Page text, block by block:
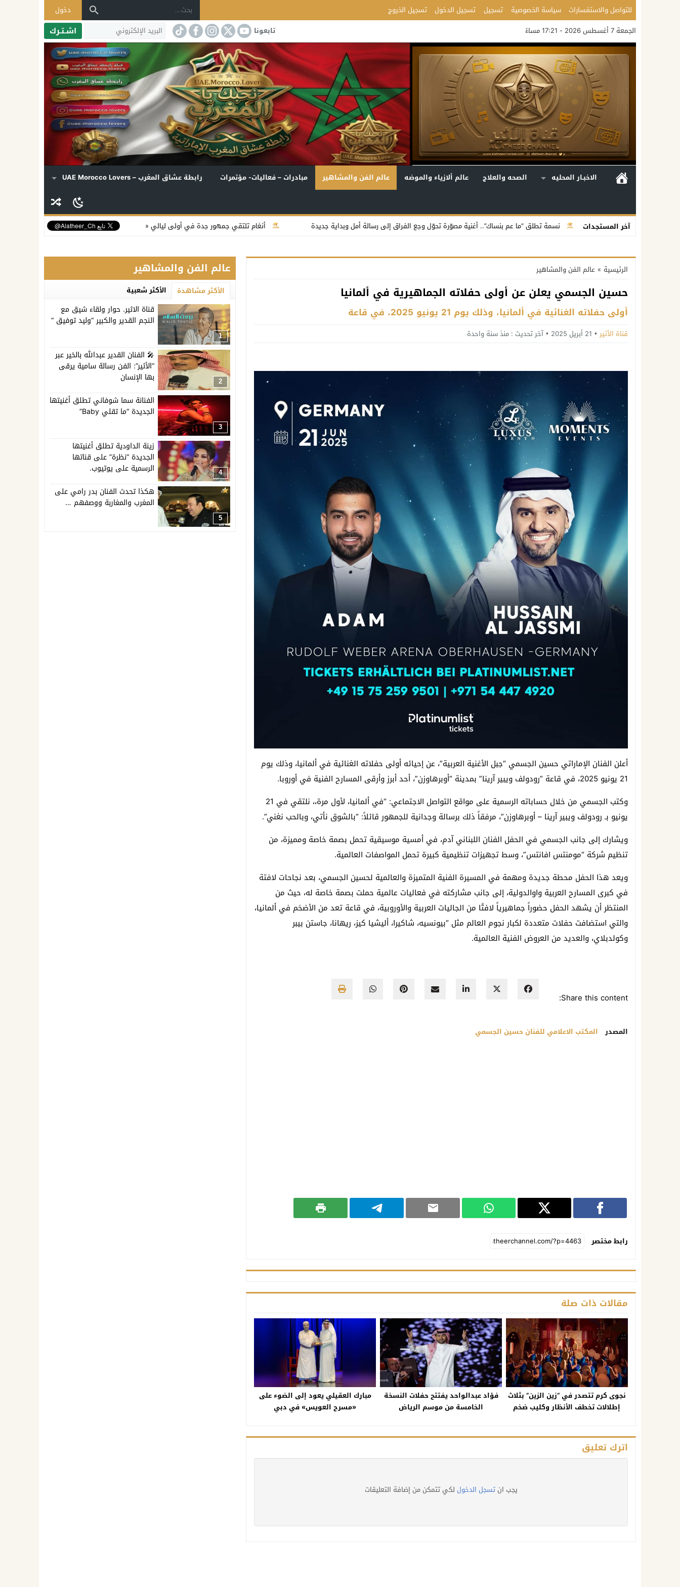
للتواصل والاستفسارات سياسة الخصوصية تسجيل تسجيل الدخول تسجيل الخروج
دخول
الجمعة 7 أغسطس 2026 - 17:21 مساءً
تابعونا اشـتـرك
الاخبـار المحليه الصحه والعلاج عالم ألازياء والموضه عالم الفن والمشاهير مبادرات – فعاليات- مؤتمرات رابطة عشاق المغرب – UAE Morocco Lovers
آخر المستجدات أنغام تلتقي جمهور جدة في أولى ليالي «دي روحي» إليسا تكشف موعد ألبومها الجديد وتفتح قلبها نسمة تطلق “ما عم بنساك”.. أغنية مصوّرة تحوّل وجع الفراق إلى رسالة أمل وبداية جديدة
الرئيسية » عالم الفن والمشاهير
حسين الجسمي يعلن عن أولى حفلاته الجماهيرية في ألمانيا
أولى حفلاته الغنائية في ألمانيا، وذلك يوم 21 يونيو 2025، في قاعة
قناة الأثير 21 أبريل 2025 آخر تحديث : منذ سنة واحدة
أعلن الفنان الإماراتي حسين الجسمي “جبل الأغنية العربية”، عن إحيائه أولى حفلاته الغنائية في ألمانيا، وذلك يوم
21 يونيو 2025، في قاعة “رودولف ويبير آرينا” بمدينة “أوبرهاوزن”، أحد أبرز وأرقى المسارح الفنية في أوروبا.
وكتب الجسمي من خلال حساباته الرسمية على مواقع التواصل الاجتماعي: “في ألمانيا، لأول مرة،، نلتقي في 21
يونيو بـ رودولف ويبير آرينا – أوبرهاوزن”، مرفقاً ذلك برسالة وجدانية للجمهور قائلاً: “بالشوق نأتي، وبالحب نغني”.
ويشارك إلى جانب الجسمي في الحفل الفنان اللبناني آدم، في أمسية موسيقية تحمل بصمة خاصة ومميزة، من
تنظيم شركة “مومنتس افانتس”، وسط تجهيزات تنظيمية كبيرة تحمل المواصفات العالمية.
ويعد هذا الحفل محطة جديدة ومهمة في المسيرة الفنية المتميزة والعالمية لحسين الجسمي، بعد نجاحات لافتة
في كبرى المسارح العربية واوالدولية، إلى جانب مشاركته في فعاليات عالمية حملت بصمة خاصة له، حيث من
المنتظر أن يشهد الحفل حضوراً جماهيرياً لافتًا من الجاليات العربية والأوروبية، في قاعة تعد من الأضخم في ألمانيا،
والتي استضافت حفلات متعددة لكبار نجوم العالم مثل “بيونسيه، شاكيرا، أليشيا كيز، ريهانا، جاستن بيبر
وكولدبلاي، والعديد من العروض الفنية العالمية.
Share this content:
المصدر المكتب الاعلامي للفنان حسين الجسمي
رابط مختصر
مقالات ذات صلة
نجوى كرم تتصدر في “زين الزين” بثلاث
إطلالات تخطف الأنظار وكليب ضخم
فؤاد عبدالواحد يفتتح حفلات النسخة
الخامسة من موسم الرياض
مبارك العقيلي يعود إلى الضوء على
«مسرح العويس» في دبي
اترك تعليق
يجب انتسجل الدخول لكي تتمكن من إضافة التعليقات
عالم الفن والمشاهير
الأكثر مشاهدة الأكثر شعبية
1
قناة الاثير. حوار ولقاء شيق مع
النجم القدير والكبير “وليد توفيق “
2
🎤 الفنان القدير عبدالله بالخير عبر
“الأثير”: الفن رسالة سامية يرقى
بها الإنسان
3
الفنانة سما شوفاني تطلق أغنيتها
الجديدة “ما تقلي Baby”
4
زينة الداودية تطلق أغنيتها
الجديدة “نظرة” على قناتها
الرسمية على يوتيوب.
5
هكذا تحدث الفنان بدر رامي على
المغرب والمغاربة ووصفهم …